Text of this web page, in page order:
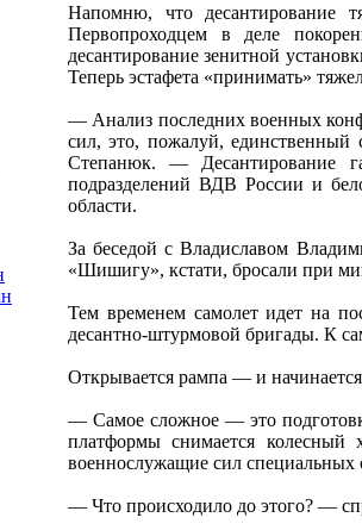
Напомню, что десантирование
Первопроходцем в деле
десантирование зенитной
Теперь эстафета «принимать»
— Анализ последних военных
сил, это, пожалуй, единственный
Степанюк. — Десантирование
подразделений ВДВ России и
области.
За беседой с Владиславом
«Шишигу», кстати, бросали при
Тем временем самолет идет на
десантно-штурмовой бригады. К
Открывается рампа — и начинается
— Самое сложное — это
платформы снимается
военнослужащие сил специальных
— Что происходило до этого? —